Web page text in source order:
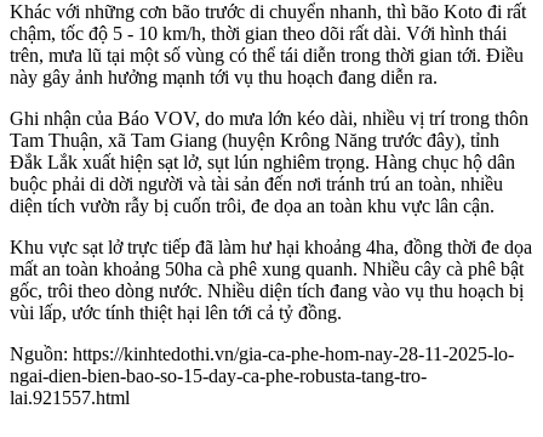
Khác với những cơn bão trước di chuyển nhanh, thì bão Koto đi rất
chậm, tốc độ 5 - 10 km/h, thời gian theo dõi rất dài. Với hình thái
trên, mưa lũ tại một số vùng có thể tái diễn trong thời gian tới. Điều
này gây ảnh hưởng mạnh tới vụ thu hoạch đang diễn ra.
Ghi nhận của Báo VOV, do mưa lớn kéo dài, nhiều vị trí trong thôn
Tam Thuận, xã Tam Giang (huyện Krông Năng trước đây), tỉnh
Đắk Lắk xuất hiện sạt lở, sụt lún nghiêm trọng. Hàng chục hộ dân
buộc phải di dời người và tài sản đến nơi tránh trú an toàn, nhiều
diện tích vườn rẫy bị cuốn trôi, đe dọa an toàn khu vực lân cận.
Khu vực sạt lở trực tiếp đã làm hư hại khoảng 4ha, đồng thời đe dọa
mất an toàn khoảng 50ha cà phê xung quanh. Nhiều cây cà phê bật
gốc, trôi theo dòng nước. Nhiều diện tích đang vào vụ thu hoạch bị
vùi lấp, ước tính thiệt hại lên tới cả tỷ đồng.
Nguồn: https://kinhtedothi.vn/gia-ca-phe-hom-nay-28-11-2025-lo-
ngai-dien-bien-bao-so-15-day-ca-phe-robusta-tang-tro-
lai.921557.html